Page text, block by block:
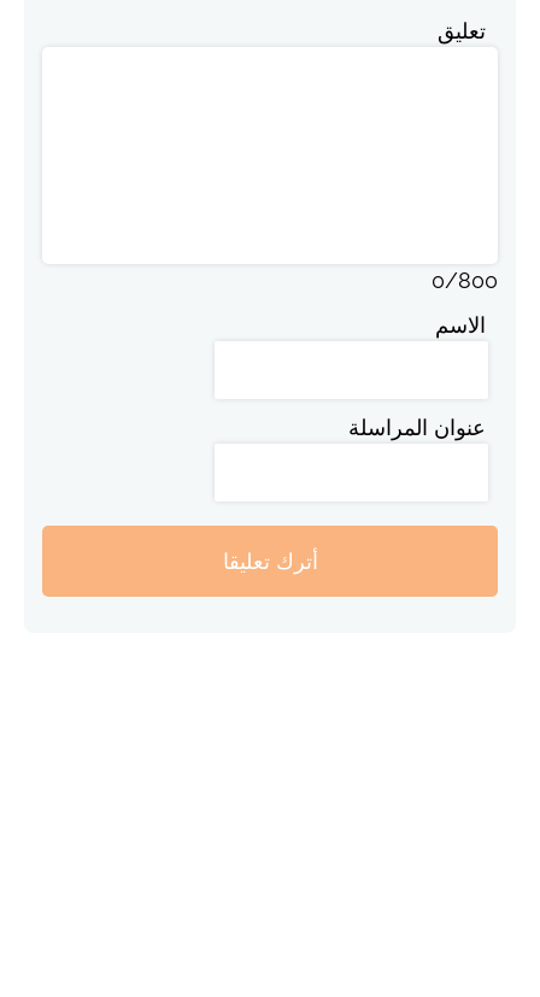
تعليق
0/800
الاسم
عنوان المراسلة
أترك تعليقا